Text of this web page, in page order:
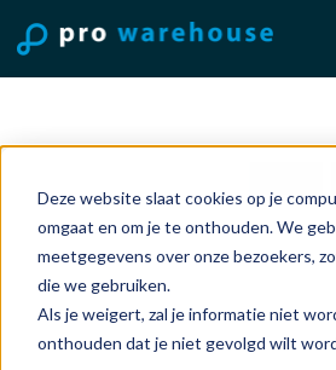
Deze website slaat cookies op je
omgaat en om je te onthouden. We
meetgegevens over onze bezoekers,
die we gebruiken.
Als je weigert, zal je informatie niet
onthouden dat je niet gevolgd wilt